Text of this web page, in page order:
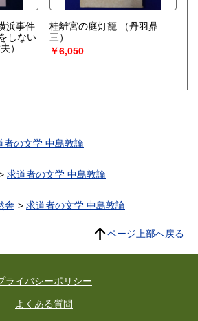
浜事件
しない
）
桂離宮の庭灯籠
（丹羽鼎
三）
￥6,050
者の文学 中島敦論
求道者の文学 中島敦論
舎 求道者の文学 中島敦論
ページ上部へ戻る
ライバシーポリシー
よくある質問